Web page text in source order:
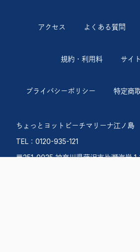
アクセス よくある質問
規約・利用料 サイ
プライバシーポリシー 特定商
ちょっとヨットビーチマリーナ江ノ島
TEL：0120-935-121
〒251-0035 神奈川県藤沢市片瀬海岸